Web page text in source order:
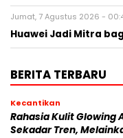
Jumat, 7 Agustus 2026 -
Huawei Jadi Mitra
BERITA TERBARU
Kecantikan
Rahasia Kulit Glowing
Sekadar Tren,